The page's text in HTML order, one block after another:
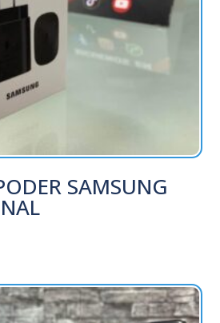
SAMSUNG